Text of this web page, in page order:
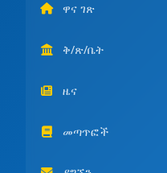
ዋና ገጽ
ቅ/ጽ/ቤት
ዜና
መጣጥፎች